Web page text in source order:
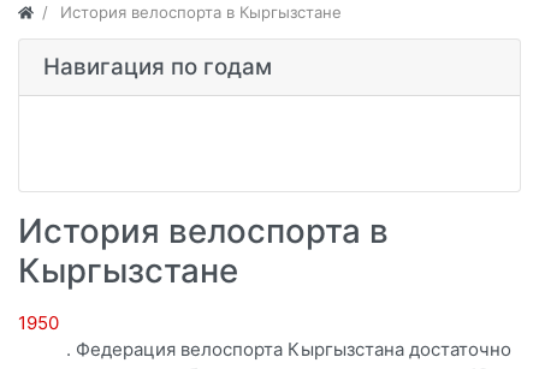
История велоспорта в Кыргызстане
История велоспорта в
Кыргызстане
1950
. Федерация велоспорта Кыргызстана достаточно
Навигация по годам